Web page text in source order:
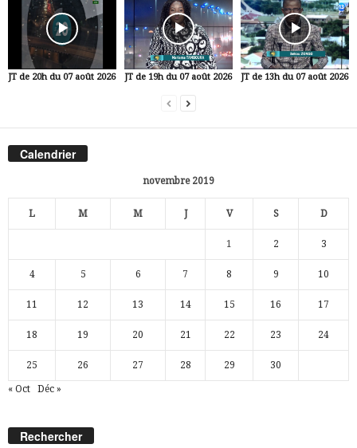
JT de 20h du 07 août 2026 JT de 19h du 07 août 2026 JT de 13h du 07 août 2026
Calendrier
novembre 2019
L M M J V S D
1 2 3
4 5 6 7 8 9 10
11 12 13 14 15 16 17
18 19 20 21 22 23 24
25 26 27 28 29 30
« Oct Déc »
Rechercher